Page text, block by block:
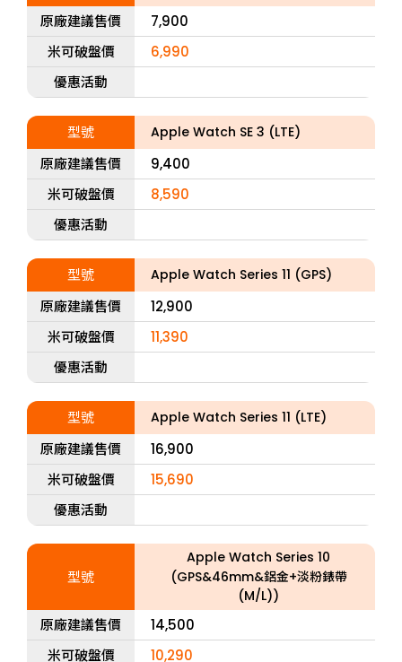
原廠建議售價
7,900
米可破盤價
6,990
優惠活動
型號 Apple Watch SE 3 (LTE)
原廠建議售價
9,400
米可破盤價
8,590
優惠活動
型號 Apple Watch Series 11 (GPS)
原廠建議售價
12,900
米可破盤價
11,390
優惠活動
型號 Apple Watch Series 11 (LTE)
原廠建議售價
16,900
米可破盤價
15,690
優惠活動
型號
Apple Watch Series 10
(GPS&46mm&鋁金+淡粉錶帶
(M/L))
原廠建議售價
14,500
米可破盤價
10,290